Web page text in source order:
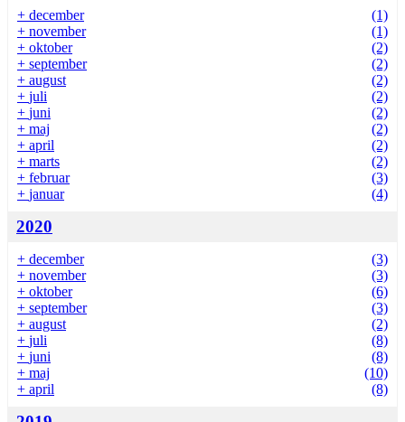
+ december
(1)
+ november
(1)
+ oktober
(2)
+ september
(2)
+ august
(2)
+ juli
(2)
+ juni
(2)
+ maj
(2)
+ april
(2)
+ marts
(2)
+ februar
(3)
+ januar (4)
2020
+ december
(3)
+ november
(3)
+ oktober
(6)
+ september
(3)
+ august
(2)
+ juli
(8)
+ juni
(8)
+ maj
(10)
+ april (8)